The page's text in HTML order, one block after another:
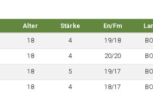
Alter Stärke En/Fm
18 4 19/18
18 4 20/20
18 5 19/17
18 4 18/17